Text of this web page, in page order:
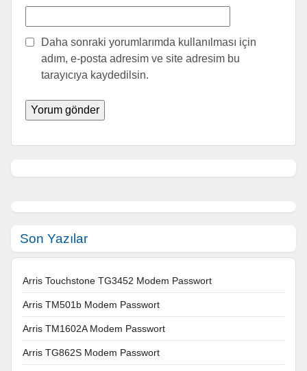
Daha sonraki yorumlarımda kullanılması için
adım, e-posta adresim ve site adresim bu
tarayıcıya kaydedilsin.
Son Yazılar
Arris Touchstone TG3452 Modem Passwort
Arris TM501b Modem Passwort
Arris TM1602A Modem Passwort
Arris TG862S Modem Passwort